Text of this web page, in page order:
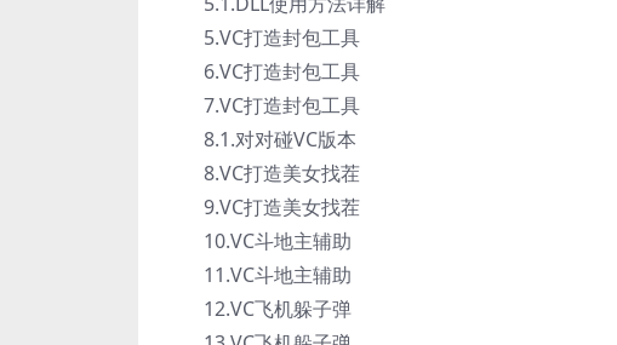
5.VC打造封包工具
6.VC打造封包工具
7.VC打造封包工具
8.1.对对碰VC版本
8.VC打造美女找茬
9.VC打造美女找茬
10.VC斗地主辅助
11.VC斗地主辅助
12.VC飞机躲子弹